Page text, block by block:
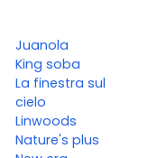
Juanola
King soba
La finestra sul
cielo
Linwoods
Nature's plus